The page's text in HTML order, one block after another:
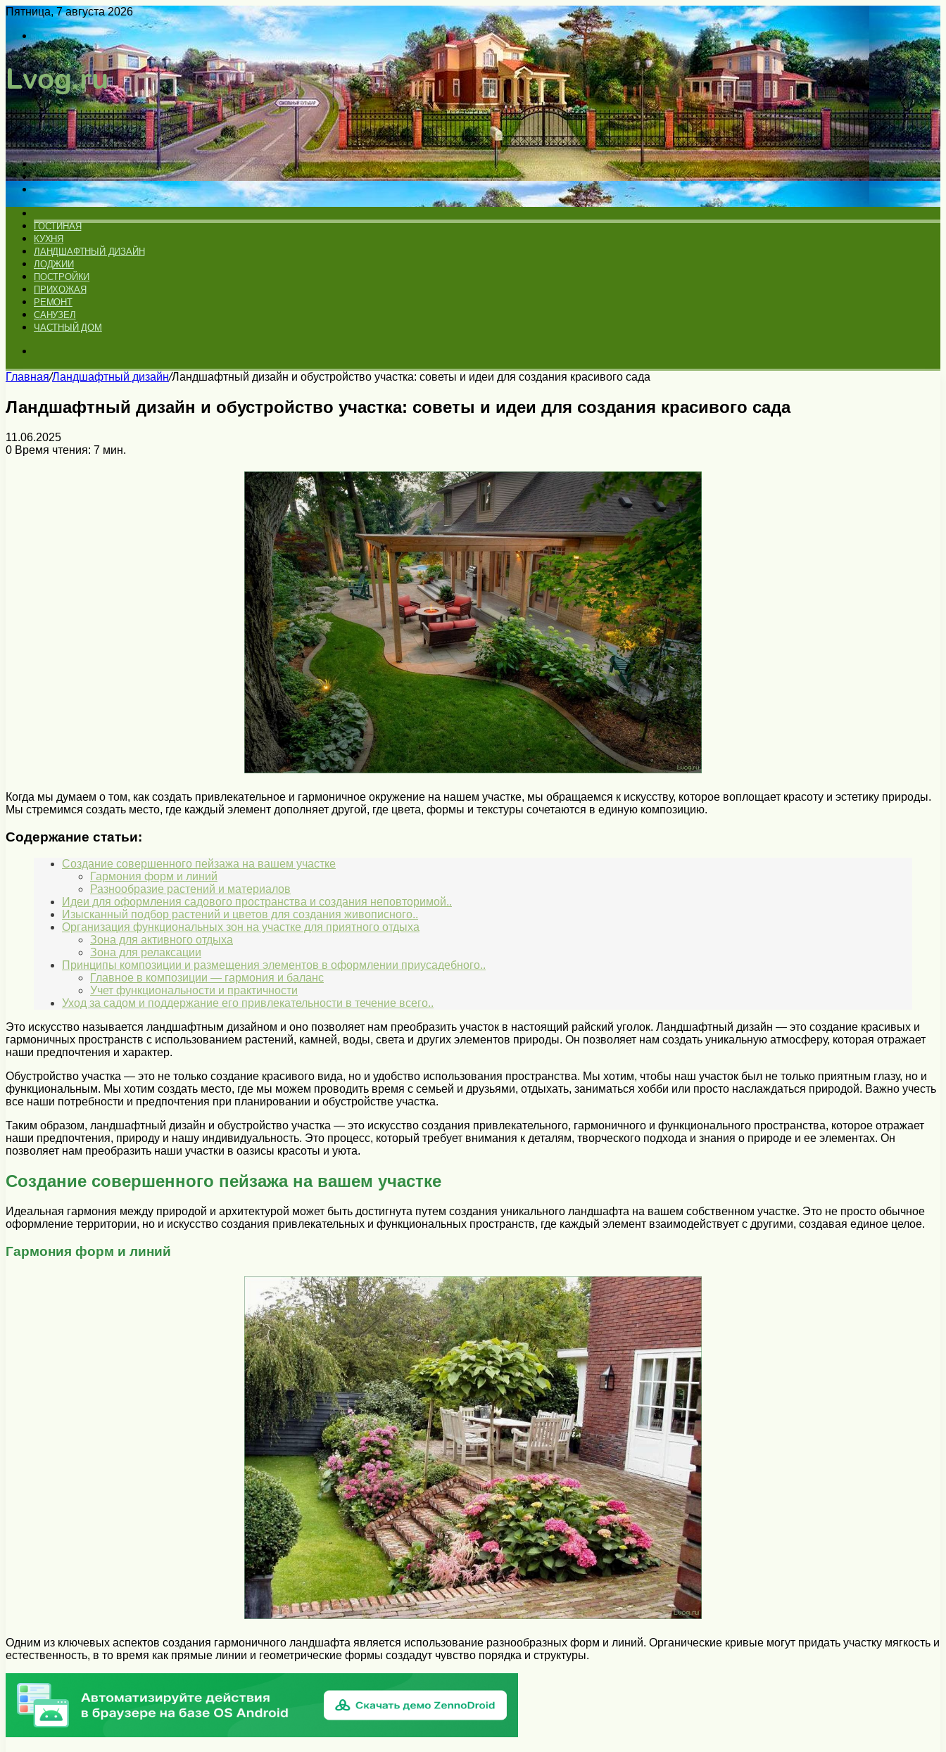
Пятница, 7 августа 2026
Войти
Switch
skin
Меню
Искать
Switch
skin
ГОСТИНАЯ
КУХНЯ
ЛАНДШАФТНЫЙ ДИЗАЙН
ЛОДЖИИ
ПОСТРОЙКИ
ПРИХОЖАЯ
РЕМОНТ
САНУЗЕЛ
ЧАСТНЫЙ ДОМ
Главная/Ландшафтный дизайн/Ландшафтный дизайн и обустройство участка: советы и идеи для создания красивого сада
Ландшафтный дизайн и обустройство участка: советы и идеи для создания красивого сада
11.06.2025
0 Время чтения: 7 мин.
Когда мы думаем о том, как создать привлекательное и гармоничное окружение на нашем участке, мы обращаемся к искусству, которое воплощает красоту и эстетику природы.
Мы стремимся создать место, где каждый элемент дополняет другой, где цвета, формы и текстуры сочетаются в единую композицию.
Содержание статьи:
Создание совершенного пейзажа на вашем участке
Гармония форм и линий
Разнообразие растений и материалов
Идеи для оформления садового пространства и создания неповторимой..
Изысканный подбор растений и цветов для создания живописного..
Организация функциональных зон на участке для приятного отдыха
Зона для активного отдыха
Зона для релаксации
Принципы композиции и размещения элементов в оформлении приусадебного..
Главное в композиции — гармония и баланс
Учет функциональности и практичности
Уход за садом и поддержание его привлекательности в течение всего..
Это искусство называется ландшафтным дизайном и оно позволяет нам преобразить участок в настоящий райский уголок. Ландшафтный дизайн — это создание красивых и
гармоничных пространств с использованием растений, камней, воды, света и других элементов природы. Он позволяет нам создать уникальную атмосферу, которая отражает
наши предпочтения и характер.
Обустройство участка — это не только создание красивого вида, но и удобство использования пространства. Мы хотим, чтобы наш участок был не только приятным глазу, но и
функциональным. Мы хотим создать место, где мы можем проводить время с семьей и друзьями, отдыхать, заниматься хобби или просто наслаждаться природой. Важно учесть
все наши потребности и предпочтения при планировании и обустройстве участка.
Таким образом, ландшафтный дизайн и обустройство участка — это искусство создания привлекательного, гармоничного и функционального пространства, которое отражает
наши предпочтения, природу и нашу индивидуальность. Это процесс, который требует внимания к деталям, творческого подхода и знания о природе и ее элементах. Он
позволяет нам преобразить наши участки в оазисы красоты и уюта.
Создание совершенного пейзажа на вашем участке
Идеальная гармония между природой и архитектурой может быть достигнута путем создания уникального ландшафта на вашем собственном участке. Это не просто обычное
оформление территории, но и искусство создания привлекательных и функциональных пространств, где каждый элемент взаимодействует с другими, создавая единое целое.
Гармония форм и линий
Одним из ключевых аспектов создания гармоничного ландшафта является использование разнообразных форм и линий. Органические кривые могут придать участку мягкость и
естественность, в то время как прямые линии и геометрические формы создадут чувство порядка и структуры.